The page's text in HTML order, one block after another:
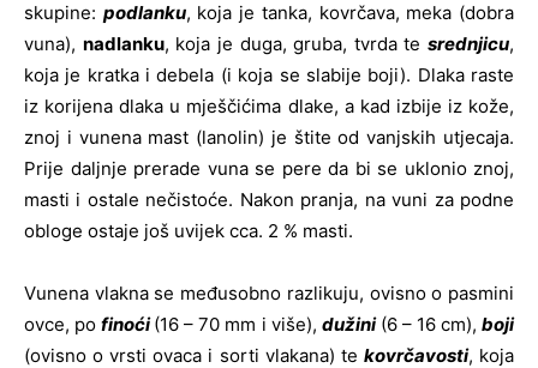
skupine: podlanku, koja je tanka, kovrčava, meka (dobra
vuna), nadlanku, koja je duga, gruba, tvrda te srednjicu,
koja je kratka i debela (i koja se slabije boji). Dlaka raste
iz korijena dlaka u mješčićima dlake, a kad izbije iz kože,
znoj i vunena mast (lanolin) je štite od vanjskih utjecaja.
Prije daljnje prerade vuna se pere da bi se uklonio znoj,
masti i ostale nečistoće. Nakon pranja, na vuni za podne
obloge ostaje još uvijek cca. 2 % masti.
Vunena vlakna se međusobno razlikuju, ovisno o pasmini
ovce, pofinoći(16 – 70 mm i više), dužini(6 – 16 cm),boji
(ovisno o vrsti ovaca i sorti vlakana) te kovrčavosti, koja